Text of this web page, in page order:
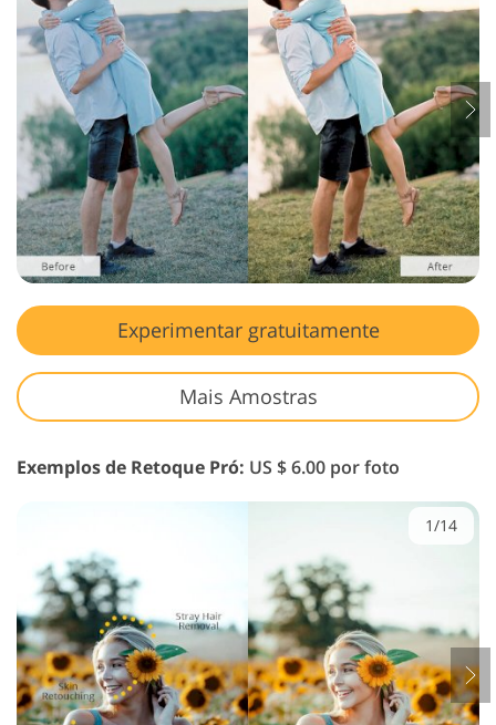
Experimentar gratuitamente
Mais Amostras
Exemplos de Retoque Pró: US $ 6.00 por foto
1/14